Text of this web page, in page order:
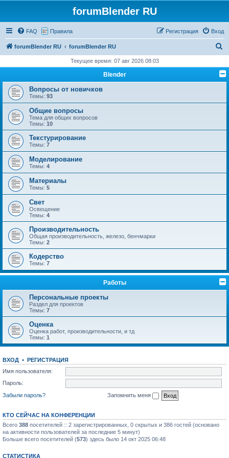
forumBlender RU
FAQ Правила Вход
Регистрация
forumBlender RU forumBlender RU
и
с
Текущее время: 07 авг 2026 08:03
Blender
Вопросы от новичков
Темы: 93
Общие вопросы
Тема для общих вопросов
Темы: 10
Текстурирование
Темы: 7
Моделирование
Темы: 4
Материалы
Темы: 5
Свет
Освещение
Темы: 4
Производительность
Общая производительность, железо, бенчмарки
Темы: 2
Кодерство
Темы: 7
Работы
Персональные проекты
Раздел для проектов
Темы: 7
Оценка
Оценка работ, производительности, и тд
Темы: 1
ВХОД • РЕГИСТРАЦИЯ
Имя пользователя:
Пароль:
Забыли пароль?
Запомнить меня
КТО СЕЙЧАС НА КОНФЕРЕНЦИИ
Всего 388 посетителей :: 2 зарегистрированных, 0 скрытых и 386 гостей (основано
на активности пользователей за последние 5 минут)
Больше всего посетителей (573) здесь было 14 окт 2025 06:48
СТАТИСТИКА